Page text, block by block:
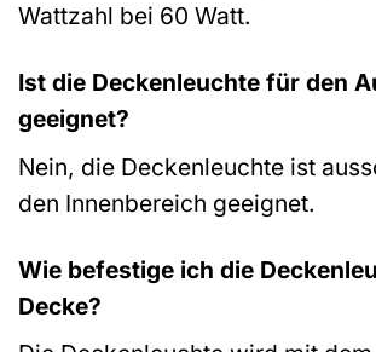
Wattzahl bei 60 Watt.
Ist die Deckenleuchte für den
geeignet?
Nein, die Deckenleuchte ist
den Innenbereich geeignet.
Wie befestige ich die
Decke?